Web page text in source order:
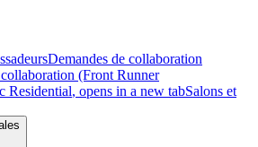
Demandes de collaboration
(Front Runner
Residential, opens in a new tabSalons et